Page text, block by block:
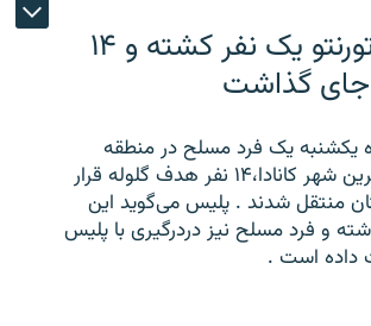
تیراندازی در تورنتو یک نفر کشته و ۱۴
جای گذاشت
یکشنبه یک فرد مسلح در منطقه
مرکزی تورنتو ،‌بزرگترین شهر کانادا،۱۴ نفر هدف گلوله قرار
منتقل شدند . پلیس می‌گوید این
و فرد مسلح نیز دردرگیری با پلیس
داده است .